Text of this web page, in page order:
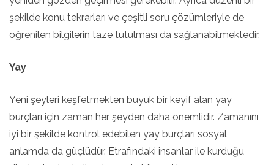
şekilde konu tekrarları ve çeşitli soru çözümleriyle de
öğrenilen bilgilerin taze tutulması da sağlanabilmektedir.
Yay
Yeni şeyleri keşfetmekten büyük bir keyif alan yay
burçları için zaman her şeyden daha önemlidir. Zamanını
iyi bir şekilde kontrol edebilen yay burçları sosyal
anlamda da güçlüdür. Etrafındaki insanlar ile kurduğu